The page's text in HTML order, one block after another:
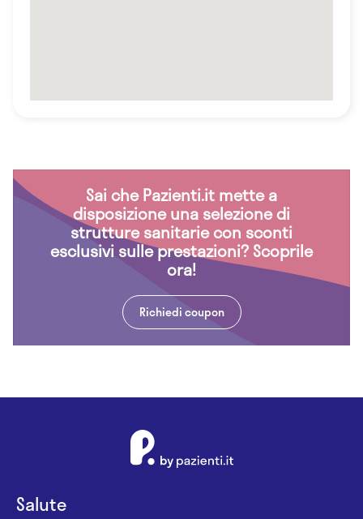
Sai che Pazienti.it mette a
disposizione una selezione di
strutture sanitarie con sconti
esclusivi sulle prestazioni? Scoprile
ora!
Richiedi coupon
Salute